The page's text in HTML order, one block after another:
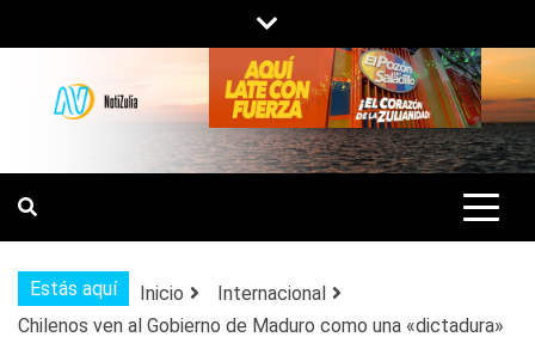
al
contenido
NOTIZULIA
NOTICIAS DEL ZULIA, VENEZUELA Y
DE INTERÉS GENERAL.
Estás aquí Inicio
Internacional
Chilenos ven al Gobierno de Maduro como una «dictadura»